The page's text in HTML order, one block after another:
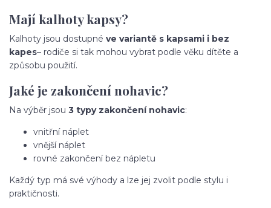
Mají kalhoty kapsy?
Kalhoty jsou dostupné ve variantě s kapsami i bez
kapes– rodiče si tak mohou vybrat podle věku dítěte a
způsobu použití.
Jaké je zakončení nohavic?
Na výběr jsou 3 typy zakončení nohavic:
vnitřní náplet
vnější náplet
rovné zakončení bez nápletu
Každý typ má své výhody a lze jej zvolit podle stylu i
praktičnosti.